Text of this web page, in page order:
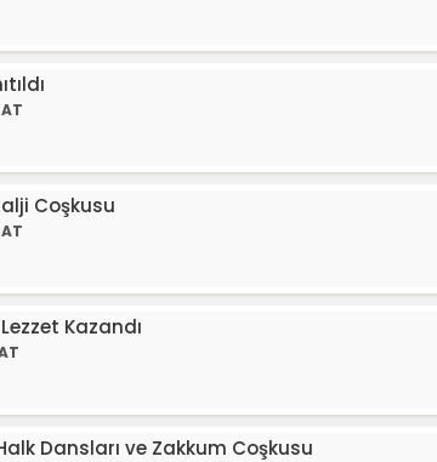
Coşkusu
Kazandı
Dansları ve Zakkum Coşkusu